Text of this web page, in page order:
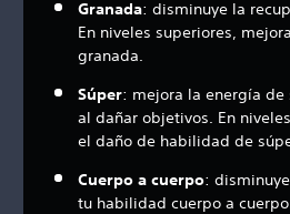
Granada: disminuye la
En niveles superiores,
granada.
Súper: mejora la energía
al dañar objetivos. En
el daño de habilidad de
Cuerpo a cuerpo:
tu habilidad cuerpo a